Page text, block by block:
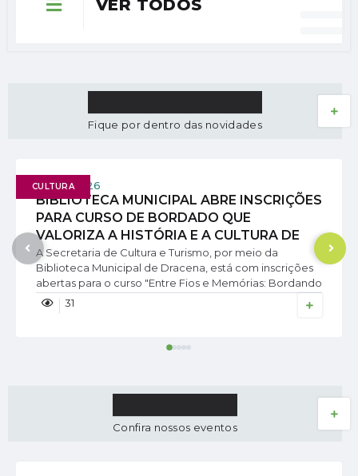
VER TODOS
Fique por dentro das novidades
VER MAIS
BIBLIOTECA MUNICIPAL ABRE INSCRIÇÕES
PARA CURSO DE BORDADO QUE
VALORIZA A HISTÓRIA E A CULTURA DE
DRACENA
05/08/2026
CULTURA
31
A Secretaria de Cultura e Turismo, por meio da
Biblioteca Municipal de Dracena, está com inscrições
abertas para o curso "Entre Fios e Memórias: Bordando
Dracena", iniciativa que une aprendizado, criatividade
e valorização da identidade cultural do município. O
terças-feiras, com foco no ensino de...
Confira nossos eventos
VER MAIS